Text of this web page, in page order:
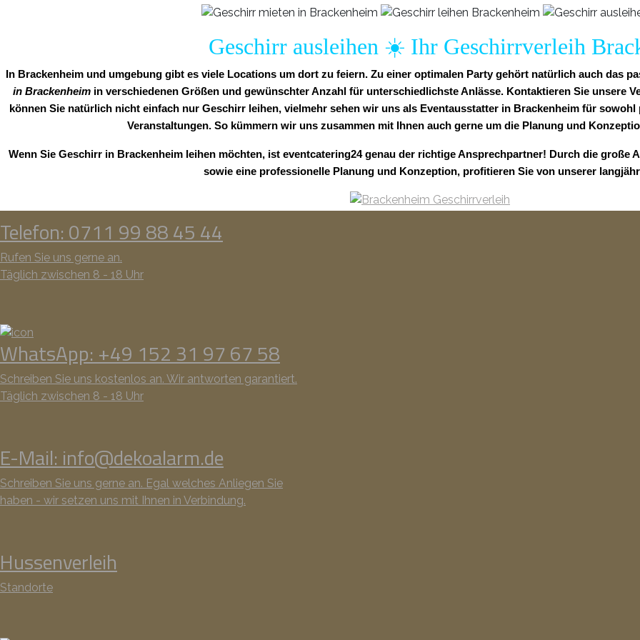
Geschirr ausleihen ☀️ Ihr Geschirrverleih
In Brackenheim und umgebung gibt es viele Locations um dort zu feiern. Zu einer optimalen Party gehört natürlich auch das
in Brackenheimin verschiedenen Größen und gewünschter Anzahl für unterschiedlichste Anlässe. Kontaktieren Sie unsere
können Sie natürlich nicht einfach nur Geschirr leihen, vielmehr sehen wir uns als Eventausstatter in Brackenheim für
Veranstaltungen. So kümmern wir uns zusammen mit Ihnen auch gerne um die Planung und
Wenn Sie Geschirr in Brackenheim leihen möchten, ist eventcatering24 genau der richtige Ansprechpartner! Durch die große
sowie eine professionelle Planung und Konzeption, profitieren Sie von unserer
Telefon: 0711 99 88 45 44
Rufen Sie uns gerne an.
Täglich zwischen 8 - 18 Uhr
WhatsApp: +49 152 31 97 67 58
Schreiben Sie uns kostenlos an. Wir antworten garantiert.
Täglich zwischen 8 - 18 Uhr
E-Mail: info@dekoalarm.de
Schreiben Sie uns gerne an. Egal welches Anliegen Sie
haben - wir setzen uns mit Ihnen in Verbindung.
Hussenverleih
Standorte